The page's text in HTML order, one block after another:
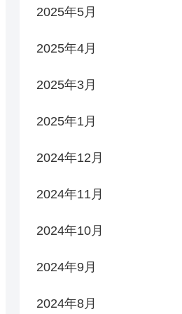
2025年5月
2025年4月
2025年3月
2025年1月
2024年12月
2024年11月
2024年10月
2024年9月
2024年8月